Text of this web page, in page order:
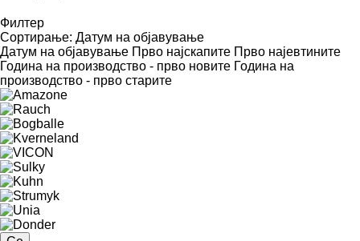
Филтер
Сортирање: Датум на објавување
Датум на објавување Прво најскапите Прво најевтините
Година на производство - прво новите Година на
производство - прво старите